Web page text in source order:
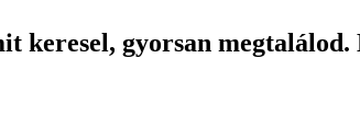
keresel, gyorsan